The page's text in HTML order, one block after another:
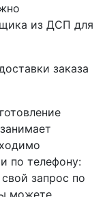
из ДСП для
заказа
по телефону:
запрос по
можете